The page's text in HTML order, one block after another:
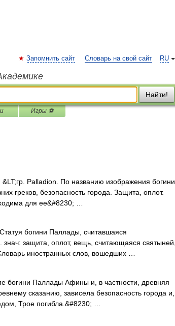
RU
Запомнить сайт Словарь на свой сайт
Найти!
Игры ⚽
Palladion. По названию изображения богини
греков, безопасность города. Защита, оплот.
для ее&#8230; …
богини Паллады, считавшаяся
защита, оплот, вещь, считающаяся святыней,
иностранных слов, вошедших …
богини Паллады Афины и, в частности, древняя
сказанию, зависела безопасность города и,
Трое погибла.&#8230; …